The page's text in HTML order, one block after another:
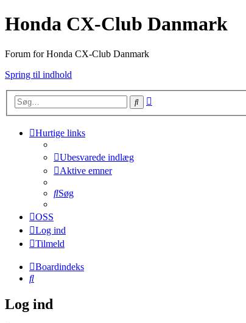
Honda CX-Club Danmark
Forum for Honda CX-Club Danmark
Spring til indhold
Søg
Hurtige links
Ubesvarede indlæg
Aktive emner
Søg
OSS
Log ind
Tilmeld
Boardindeks
Søg
Log ind